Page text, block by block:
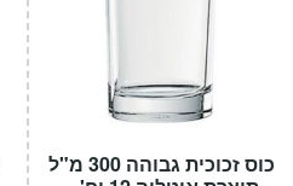
כוס זכוכית גבוהה 300 מ"ל